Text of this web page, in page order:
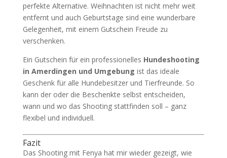
perfekte Alternative. Weihnachten ist nicht mehr weit
entfernt und auch Geburtstage sind eine wunderbare
Gelegenheit, mit einem Gutschein Freude zu
verschenken.
Ein Gutschein für ein professionelles Hundeshooting
in Amerdingen und Umgebung ist das ideale
Geschenk für alle Hundebesitzer und Tierfreunde. So
kann der oder die Beschenkte selbst entscheiden,
wann und wo das Shooting stattfinden soll – ganz
flexibel und individuell.
Fazit
Das Shooting mit Fenya hat mir wieder gezeigt, wie